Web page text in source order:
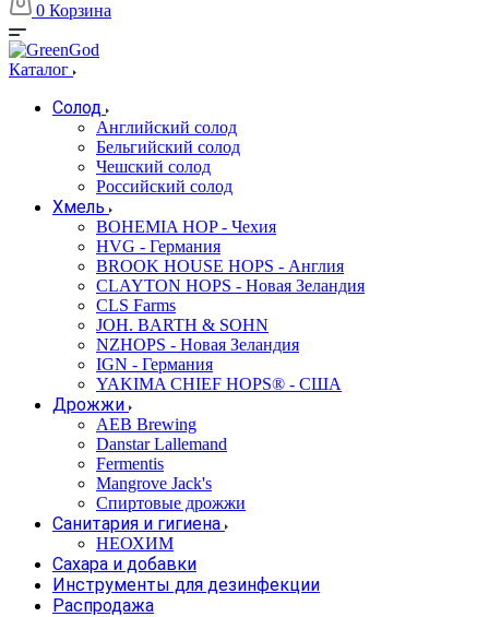
0 Корзина
Каталог
Солод
Английский солод
Бельгийский солод
Чешский солод
Российский солод
Хмель
BOHEMIA HOP - Чехия
HVG - Германия
BROOK HOUSE HOPS - Англия
CLAYTON HOPS - Новая Зеландия
CLS Farms
JOH. BARTH & SOHN
NZHOPS - Новая Зеландия
IGN - Германия
YAKIMA CHIEF HOPS® - США
Дрожжи
AEB Brewing
Danstar Lallemand
Fermentis
Mangrove Jack's
Спиртовые дрожжи
Санитария и гигиена
НЕОХИМ
Сахара и добавки
Инструменты для дезинфекции
Распродажа